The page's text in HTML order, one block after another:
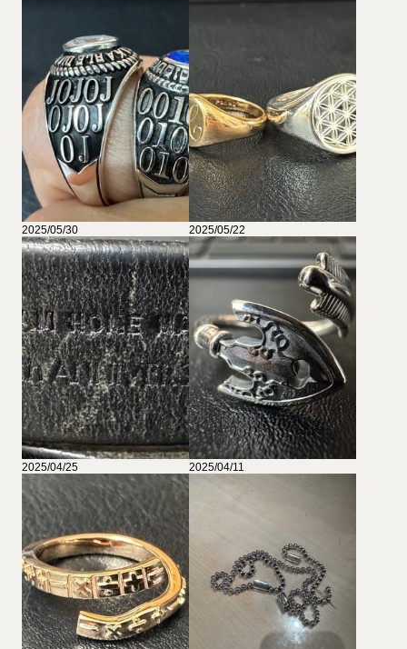
2025/05/30 2025/05/22
2025/04/25 2025/04/11